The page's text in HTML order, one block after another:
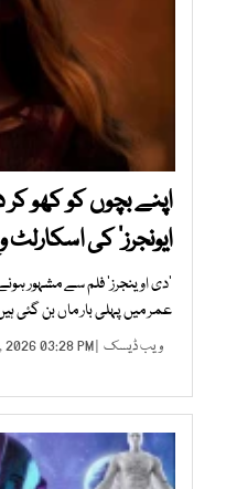
اپنے بچوں کو کھو کر
ایونجرز‘ کی
عمر میں پہلی بار ماں بن گئی
ویب ڈیسک | AUG 08, 2026 03:28 PM |